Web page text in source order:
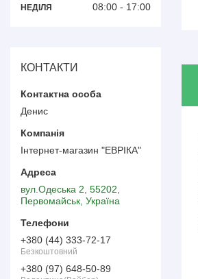
НЕДІЛЯ 08:00 17:00
КОНТАКТИ
Денис
Інтернет-магазин "ЕВРІКА"
вул.Одеська 2, 55202,
Первомайськ, Україна
+380 (44) 333-72-17
Безкоштовний
+380 (97) 648-50-89